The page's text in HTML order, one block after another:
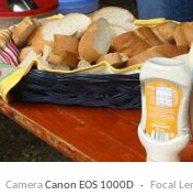
CameraCanon EOS 1000D · Focal